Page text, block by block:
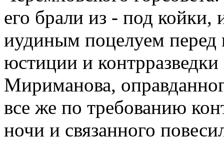
его брали из - под койки,
иудиным поцелуем перед
юстиции и
Мириманова,
все же по требованию
ночи и связанного